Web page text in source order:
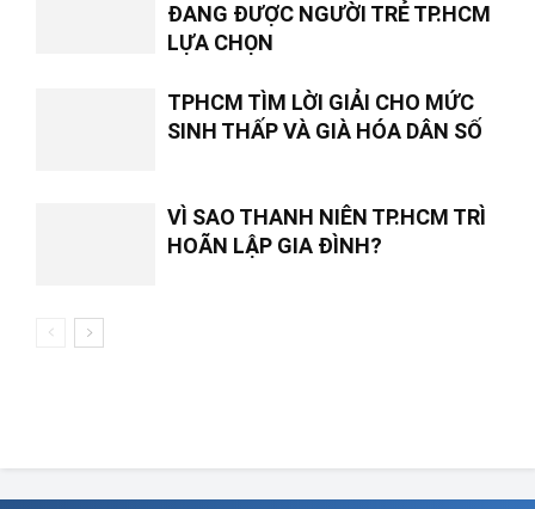
ĐANG ĐƯỢC NGƯỜI TRẺ TP.HCM
LỰA CHỌN
TPHCM TÌM LỜI GIẢI CHO MỨC
SINH THẤP VÀ GIÀ HÓA DÂN SỐ
VÌ SAO THANH NIÊN TP.HCM TRÌ
HOÃN LẬP GIA ĐÌNH?